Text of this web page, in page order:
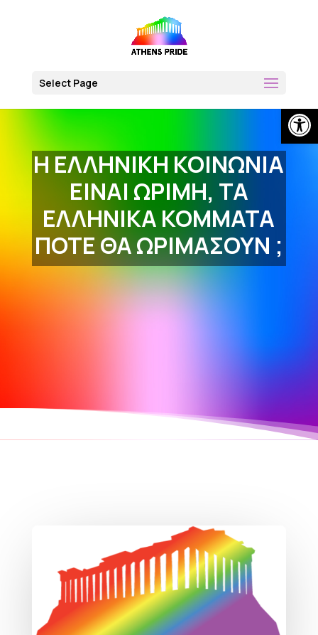
Select Page
Η ΕΛΛΗΝΙΚΗ ΚΟΙΝΩΝΙΑ
ΕΙΝΑΙ ΩΡΙΜΗ, ΤΑ
ΕΛΛΗΝΙΚΑ ΚΟΜΜΑΤΑ
ΠΟΤΕ ΘΑ ΩΡΙΜΑΣΟΥN ;